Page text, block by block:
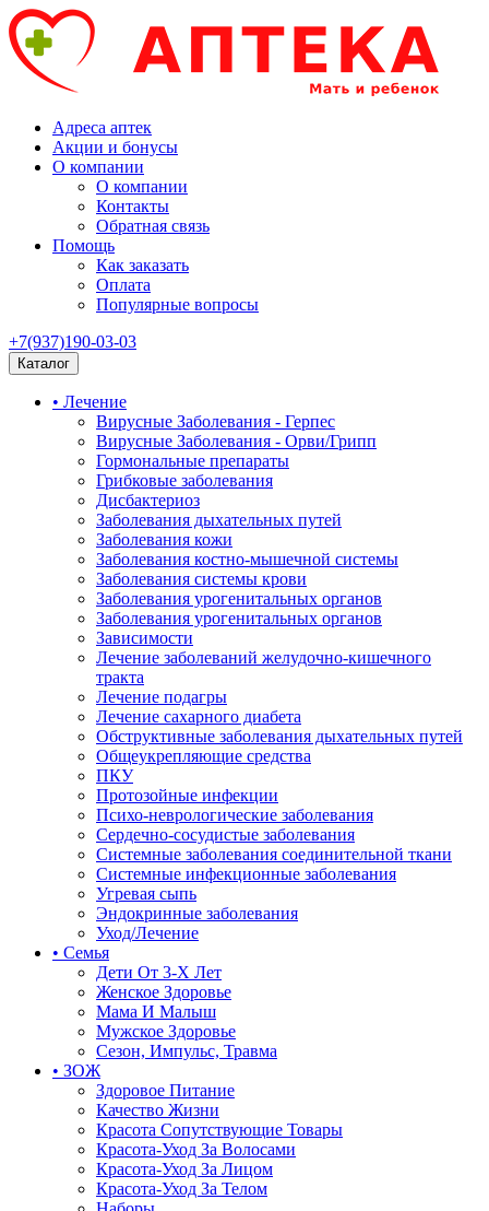
Адреса аптек
Акции и бонусы
О компании
О компании
Контакты
Обратная связь
Помощь
Как заказать
Оплата
Популярные вопросы
+7(937)190-03-03
Каталог
• Лечение
Вирусные Заболевания - Герпес
Вирусные Заболевания - Орви/Грипп
Гормональные препараты
Грибковые заболевания
Дисбактериоз
Заболевания дыхательных путей
Заболевания кожи
Заболевания костно-мышечной системы
Заболевания системы крови
Заболевания урогенитальных органов
Заболевания урогенитальных органов
Зависимости
Лечение заболеваний желудочно-кишечного
тракта
Лечение подагры
Лечение сахарного диабета
Обструктивные заболевания дыхательных путей
Общеукрепляющие средства
ПКУ
Протозойные инфекции
Психо-неврологические заболевания
Сердечно-сосудистые заболевания
Системные заболевания соединительной ткани
Системные инфекционные заболевания
Угревая сыпь
Эндокринные заболевания
Уход/Лечение
• Семья
Дети От 3-Х Лет
Женское Здоровье
Мама И Малыш
Мужское Здоровье
Сезон, Импульс, Травма
• ЗОЖ
Здоровое Питание
Качество Жизни
Красота Сопутствующие Товары
Красота-Уход За Волосами
Красота-Уход За Лицом
Красота-Уход За Телом